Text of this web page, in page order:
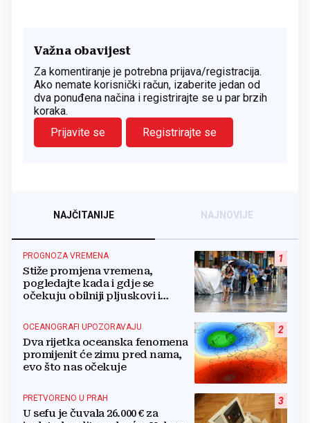
Važna obavijest
Za komentiranje je potrebna prijava/registracija.
Ako nemate korisnički račun, izaberite jedan od
dva ponuđena načina i registrirajte se u par brzih
koraka.
Prijavite se
Registrirajte se
NAJČITANIJE NAJNOVIJE
1
PROGNOZA VREMENA
Stiže promjena vremena,
pogledajte kada i gdje se
očekuju obilniji pljuskovi i
2
OCEANOGRAFI UPOZORAVAJU
Dva rijetka oceanska fenomena
promijenit će zimu pred nama,
evo što nas očekuje
3
PRETVORENO U PRAH
U sefu je čuvala 26.000 € za